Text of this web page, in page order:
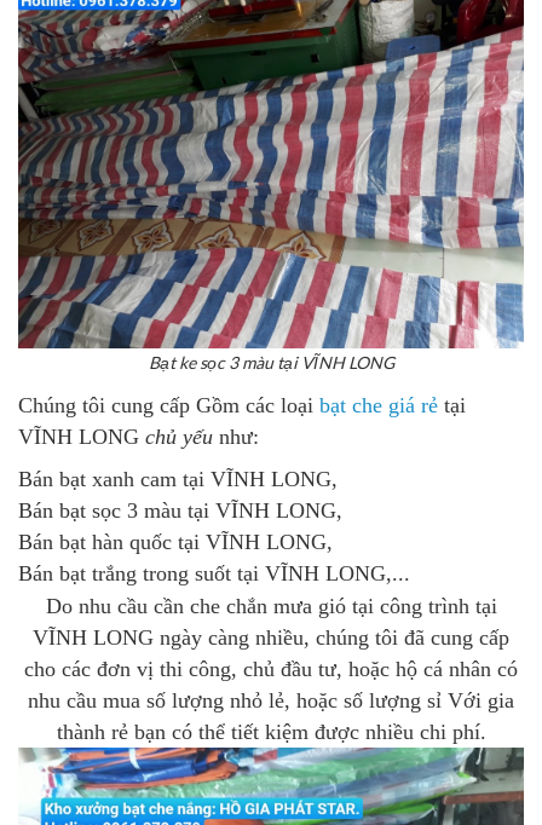
Bạt ke sọc 3 màu tại VĨNH LONG
Chúng tôi cung cấp Gồm các loại bạt che giá rẻ tại
VĨNH LONG chủ yếu như:
Bán bạt xanh cam tại VĨNH LONG,
Bán bạt sọc 3 màu tại VĨNH LONG,
Bán bạt hàn quốc tại VĨNH LONG,
Bán bạt trắng trong suốt tại VĨNH LONG,...
Do nhu cầu cần che chắn mưa gió tại công trình tại
VĨNH LONG ngày càng nhiều, chúng tôi đã cung cấp
cho các đơn vị thi công, chủ đầu tư, hoặc hộ cá nhân có
nhu cầu mua số lượng nhỏ lẻ, hoặc số lượng sỉ Với gia
thành rẻ bạn có thể tiết kiệm được nhiều chi phí.